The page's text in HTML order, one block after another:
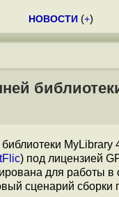
НОВОСТИ (+)
) под лицензией
для работы
сценарий сборки